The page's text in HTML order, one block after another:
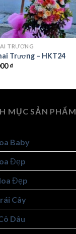
TRƯƠNG
Trương – HKT24
₫
MỤC SẢN PHẨM
Baby
Đẹp
Đẹp
Cây
Dâu